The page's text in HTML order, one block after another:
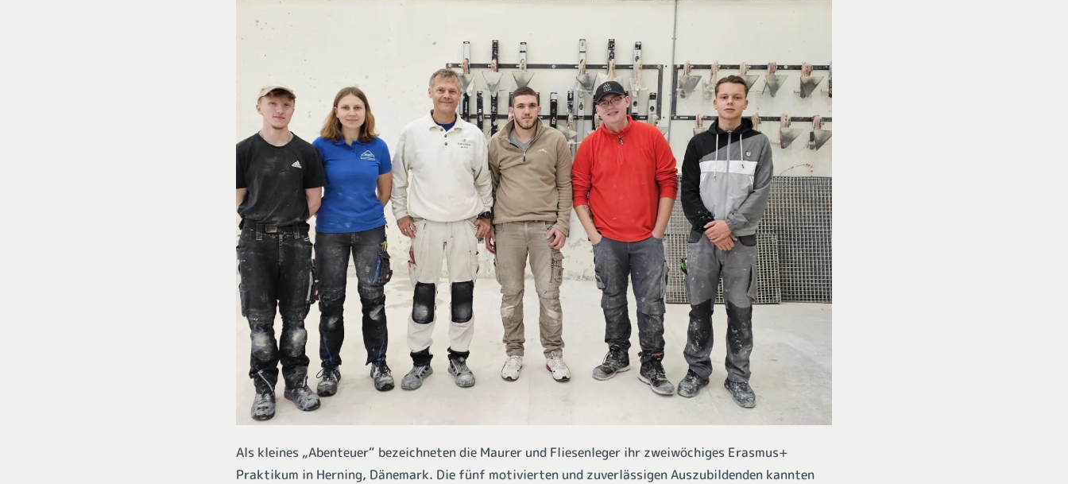
Als kleines „Abenteuer“ bezeichneten die Maurer und Fliesenleger ihr zweiwöchiges Erasmus+
Praktikum in Herning, Dänemark. Die fünf motivierten und zuverlässigen Auszubildenden kannten